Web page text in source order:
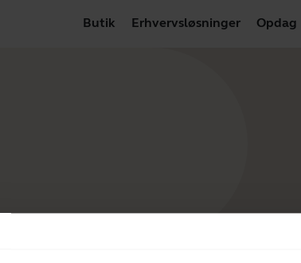
Butik Erhvervsløsninger Opdag